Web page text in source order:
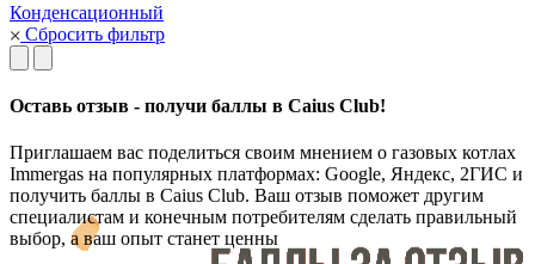
Конденсационный
Сбросить фильтр
Оставь отзыв - получи баллы в Caius Club!
Приглашаем вас поделиться своим мнением о газовых котлах
Immergas на популярных платформах: Google, Яндекс, 2ГИС и
получить баллы в Caius Club. Ваш отзыв поможет другим
специалистам и конечным потребителям сделать правильный
выбор, а ваш опыт станет ценны